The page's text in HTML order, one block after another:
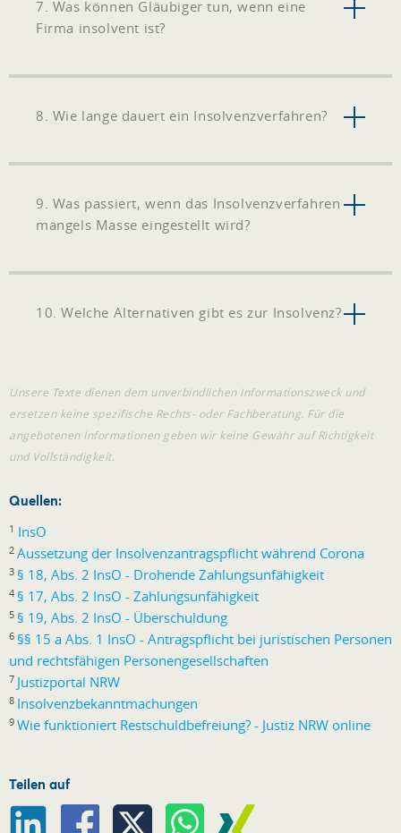
7. Was können Gläubiger tun, wenn eine
Firma insolvent ist?
8. Wie lange dauert ein Insolvenzverfahren?
9. Was passiert, wenn das Insolvenzverfahren
mangels Masse eingestellt wird?
10. Welche Alternativen gibt es zur Insolvenz?
Unsere Texte dienen dem unverbindlichen Informationszweck und
ersetzen keine spezifische Rechts- oder Fachberatung. Für die
angebotenen Informationen geben wir keine Gewähr auf Richtigkeit
und Vollständigkeit.
Quellen:
1 InsO
2 Aussetzung der Insolvenzantragspflicht während Corona
3 § 18, Abs. 2 InsO - Drohende Zahlungsunfähigkeit
4 § 17, Abs. 2 InsO - Zahlungsunfähigkeit
5 § 19, Abs. 2 InsO - Überschuldung
6 §§ 15 a Abs. 1 InsO - Antragspflicht bei juristischen Personen
und rechtsfähigen Personengesellschaften
7 Justizportal NRW
8 Insolvenzbekanntmachungen
9 Wie funktioniert Restschuldbefreiung? - Justiz NRW online
Teilen auf